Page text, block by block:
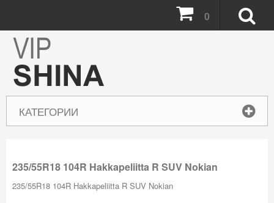
КАТЕГОРИИ
0
235/55R18 104R Hakkapeliitta R SUV Nokian
235/55R18 104R Hakkapeliitta R SUV Nokian